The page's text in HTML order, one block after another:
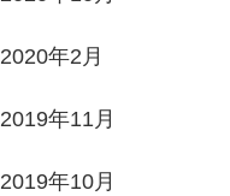
2020年2月
2019年11月
2019年10月